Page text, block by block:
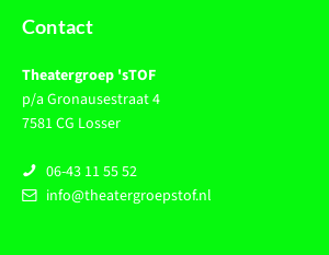
Contact
Theatergroep 'sTOF
p/a Gronausestraat 4
7581 CG Losser
06-43 11 55 52
info@theatergroepstof.nl